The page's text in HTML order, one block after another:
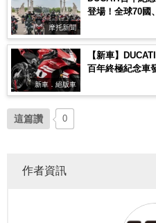
摩托新聞
登場！全球70國
新車．絕版車
【新車】
百年終極紀念車
這篇讚 0
作者資訊